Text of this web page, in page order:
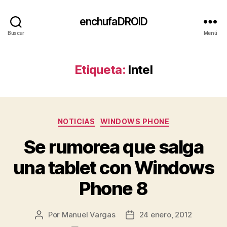
Buscar
enchufaDROID
Menú
Etiqueta: Intel
Categorías
NOTICIAS WINDOWS PHONE
Se rumorea que salga
una tablet con Windows
Phone 8
Autor
Por Manuel Vargas
Fecha24 enero, 2012